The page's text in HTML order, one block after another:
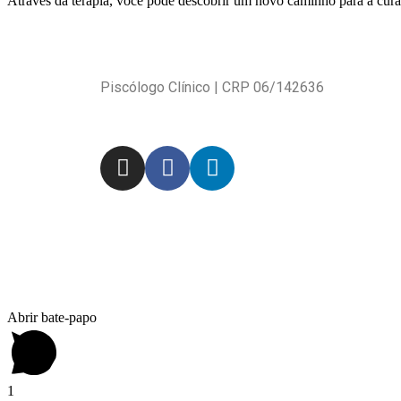
Piscólogo Clínico | CRP 06/142636
Abrir bate-papo
1